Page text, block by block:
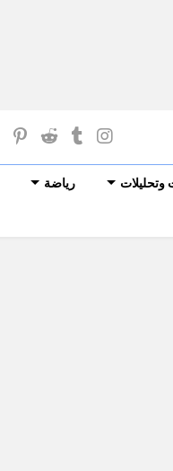
وتحليلات رياضة